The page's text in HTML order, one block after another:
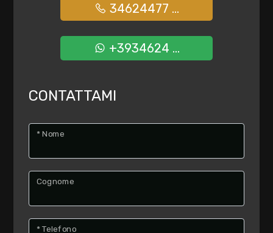
34624477 ...
+3934624 ...
CONTATTAMI
* Nome
Cognome
* Telefono